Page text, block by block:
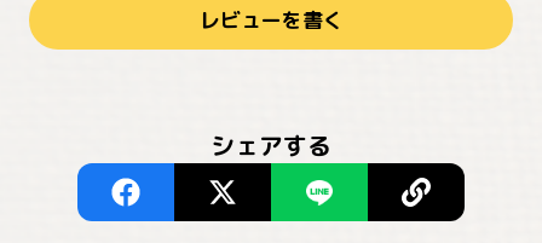
レビューを書く
シェアする